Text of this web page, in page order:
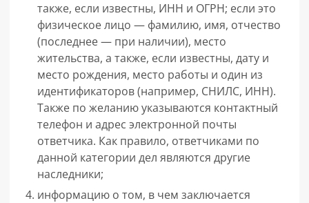
также, если известны, ИНН и ОГРН; если это
физическое лицо — фамилию, имя, отчество
(последнее — при наличии), место
жительства, а также, если известны, дату и
место рождения, место работы и один из
идентификаторов (например, СНИЛС, ИНН).
Также по желанию указываются контактный
телефон и адрес электронной почты
ответчика. Как правило, ответчиками по
данной категории дел являются другие
наследники;
информацию о том, в чем заключается